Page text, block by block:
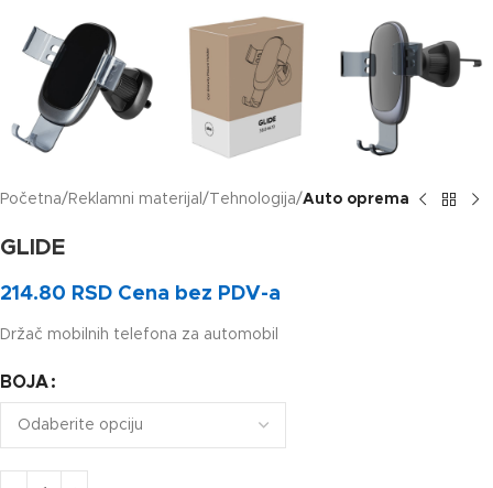
Početna Reklamni materijal Tehnologija Auto oprema
GLIDE
214.80 RSD Cena bez PDV-a
Držač mobilnih telefona za automobil
BOJA